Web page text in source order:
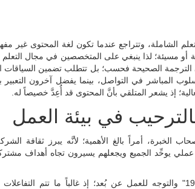
الشاملة، وتتراجع عندما تكون لغة المحتوى غير
أو مسيئة؛ لذا ينبغي على المتخصصين في مجال
الصحيحة فحسب؛ بل تتطلب تضمين السياقات
المباشر في التواصل، بينما يفضل آخرون
إذ يشعر المتلقي بأنَّ المحتوى قد أُعِدَّ خصيصاً له.
في بيئة العمل
الخبرة، أمراً بالغ الأهمية؛ لأنَّه يبرز ثقافة
يوحِّد الجميع ويجعلهم يسيرون تجاه أهداف
ازدادت أهمية هذا النهج خصيصاً خلال جائحة "كوفيد-19" والتوجه للعمل عن بُعد؛ إذ غالباً